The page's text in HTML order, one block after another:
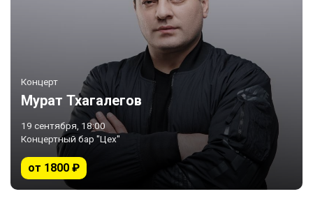
Концерт
Мурат Тхагалегов
19 сентября, 18:00
Концертный бар "Цех"
от 1800 ₽